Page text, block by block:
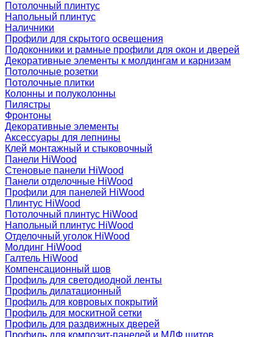
Потолочный плинтус
Напольный плинтус
Наличники
Профили для скрытого освещения
Подоконники и рамные профили для окон и дверей
Декоративные элементы к молдингам и карнизам
Потолочные розетки
Потолочные плитки
Колонны и полуколонны
Пилястры
Фронтоны
Декоративные элементы
Аксессуары для лепнины
Клей монтажный и стыковочный
Панели HiWood
Стеновые панели HiWood
Панели отделочные HiWood
Профили для панелей HiWood
Плинтус HiWood
Потолочный плинтус HiWood
Напольный плинтус HiWood
Отделочный уголок HiWood
Молдинг HiWood
Галтель HiWood
Компенсационный шов
Профиль для светодиодной ленты
Профиль дилатационный
Профиль для ковровых покрытий
Профиль для москитной сетки
Профиль для раздвижных дверей
Профиль для композит-панелей и МДФ щитов